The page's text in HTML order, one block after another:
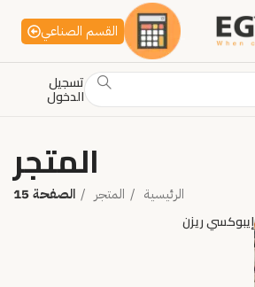
القسم الصناعي
تسجيل
الدخول
المتجر
الرئيسية المتجر الصفحة 15
إيبوكسي ريزن